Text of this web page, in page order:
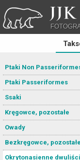
Ptaki Non
Ptaki Passeriformes
Ssaki
Kręgowce, pozostałe
Owady
Bezkręgowce, pozostałe